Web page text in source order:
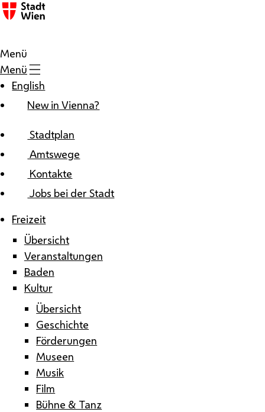
Zum Inhalt
Menü
Menü
English
New in Vienna?
Stadtplan
Amtswege
Kontakte
Jobs bei der Stadt
Freizeit
Übersicht
Veranstaltungen
Baden
Kultur
Übersicht
Geschichte
Förderungen
Museen
Musik
Film
Bühne & Tanz